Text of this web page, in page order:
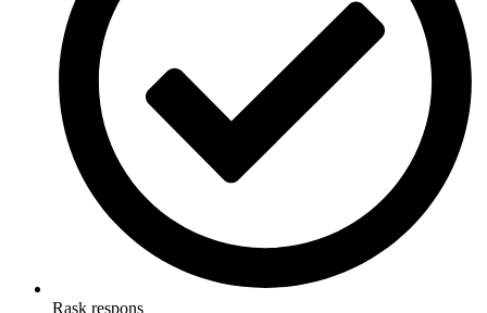
Rask respons